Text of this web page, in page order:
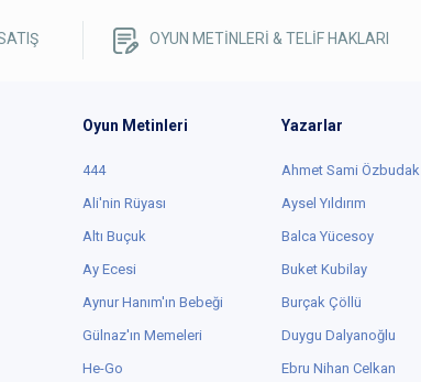
OYUN METİNLERİ & TELİF HAKLARI
Oyun Metinleri
444
Ali'nin Rüyası
Altı Buçuk
Ay Ecesi
Aynur Hanım'ın Bebeği
Gülnaz'ın Memeleri
He-Go
Yazarlar
Ahmet Sami Özbudak
Aysel Yıldırım
Balca Yücesoy
Buket Kubilay
Burçak Çöllü
Duygu Dalyanoğlu
Ebru Nihan Celkan